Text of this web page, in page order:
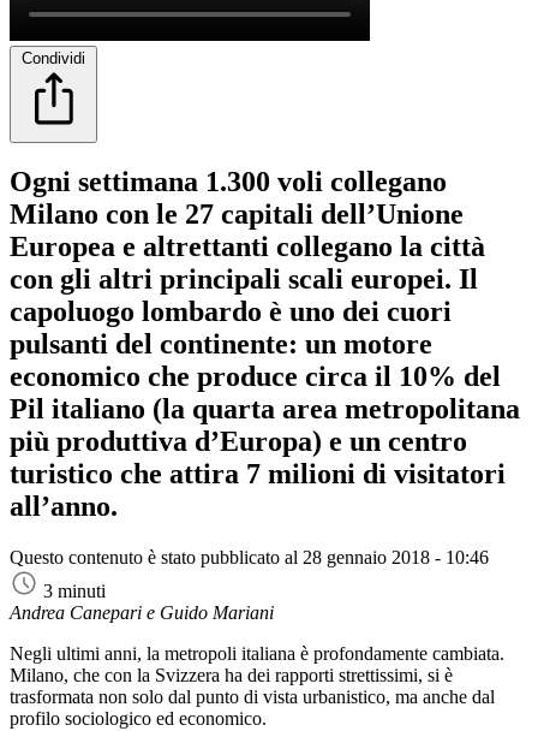
Condividi
Ogni settimana 1.300 voli collegano
Milano con le 27 capitali dell’Unione
Europea e altrettanti collegano la città
con gli altri principali scali europei. Il
capoluogo lombardo è uno dei cuori
pulsanti del continente: un motore
economico che produce circa il 10% del
Pil italiano (la quarta area metropolitana
più produttiva d’Europa) e un centro
turistico che attira 7 milioni di visitatori
all’anno.
Questo contenuto è stato pubblicato al 28 gennaio 2018 - 10:46
3 minuti
Andrea Canepari e Guido Mariani
Negli ultimi anni, la metropoli italiana è profondamente cambiata.
Milano, che con la Svizzera ha dei rapporti strettissimi, si è
trasformata non solo dal punto di vista urbanistico, ma anche dal
profilo sociologico ed economico.